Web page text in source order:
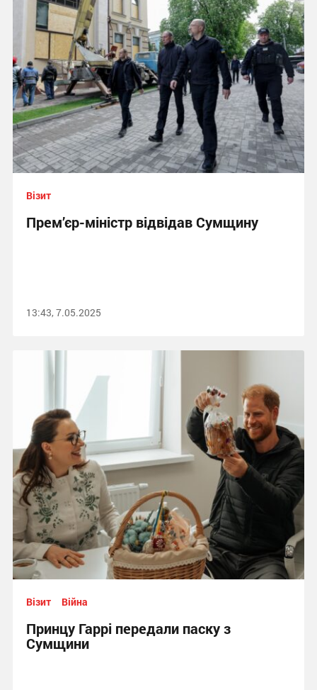
Візит
Прем’єр-міністр відвідав Сумщину
13:43, 7.05.2025
Візит Війна
Принцу Гаррі передали паску з
Сумщини